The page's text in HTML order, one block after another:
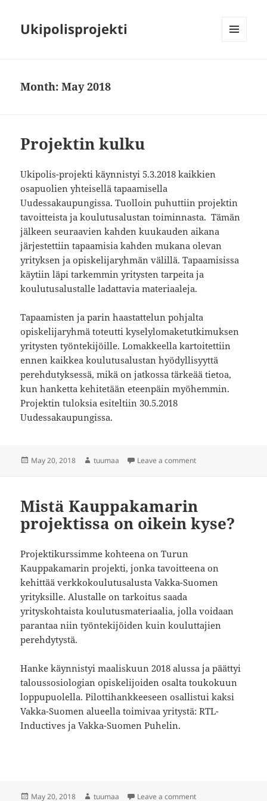
Ukipolisprojekti
Month:May 2018
Projektin kulku
Ukipolis-projekti käynnistyi 5.3.2018 kaikkien
osapuolien yhteisellä tapaamisella
Uudessakaupungissa. Tuolloin puhuttiin projektin
tavoitteista ja koulutusalustan toiminnasta. Tämän
jälkeen seuraavien kahden kuukauden aikana
järjestettiin tapaamisia kahden mukana olevan
yrityksen ja opiskelijaryhmän välillä. Tapaamisissa
käytiin läpi tarkemmin yritysten tarpeita ja
koulutusalustalle ladattavia materiaaleja.
Tapaamisten ja parin haastattelun pohjalta
opiskelijaryhmä toteutti kyselylomaketutkimuksen
yritysten työntekijöille. Lomakkeella kartoitettiin
ennen kaikkea koulutusalustan hyödyllisyyttä
perehdutyksessä, mikä on jatkossa tärkeää tietoa,
kun hanketta kehitetään eteenpäin myöhemmin.
Projektin tuloksia esiteltiin 30.5.2018
Uudessakaupungissa.
Posted
May 20, 2018 Author
tuumaa Leave a commenton Projektin kulku
Mistä Kauppakamarin
projektissa on oikein kyse?
Projektikurssimme kohteena on Turun
Kauppakamarin projekti, jonka tavoitteena on
kehittää verkkokoulutusalusta Vakka-Suomen
yrityksille. Alustalle on tarkoitus saada
yrityskohtaista koulutusmateriaalia, jolla voidaan
parantaa niin työntekijöiden kuin kouluttajien
perehdytystä.
Hanke käynnistyi maaliskuun 2018 alussa ja päättyi
taloussosiologian opiskelijoiden osalta toukokuun
loppupuolella. Pilottihankkeeseen osallistui kaksi
Vakka-Suomen alueella toimivaa yritystä: RTL-
Inductives ja Vakka-Suomen Puhelin.
Posted
May 20, 2018 Author
tuumaa Leave a commenton Mistä